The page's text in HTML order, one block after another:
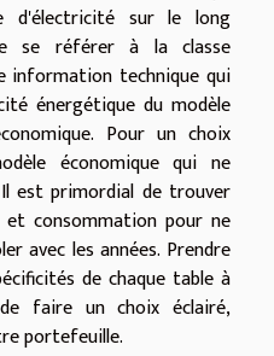
d'électricité sur le long
se référer à la classe
information technique qui
énergétique du modèle
Pour un choix
économique qui ne
est primordial de trouver
et consommation pour ne
avec les années. Prendre
de chaque table à
faire un choix éclairé,
portefeuille.